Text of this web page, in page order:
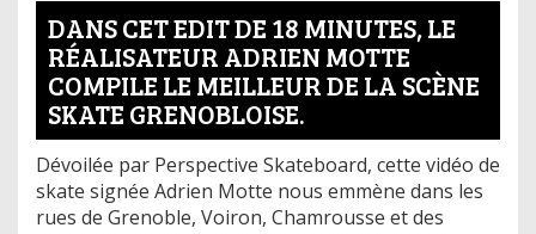
DANS CET EDIT DE 18 MINUTES, LE
RÉALISATEUR ADRIEN MOTTE
COMPILE LE MEILLEUR DE LA SCÈNE
SKATE GRENOBLOISE.
Dévoilée par Perspective Skateboard, cette vidéo de
skate signée Adrien Motte nous emmène dans les
rues de Grenoble, Voiron, Chamrousse et des